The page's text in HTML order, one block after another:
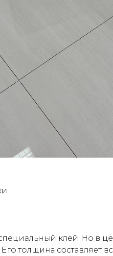
клей. Но в
толщина составляет